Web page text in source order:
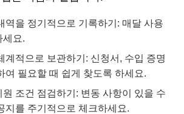
역을 정기적으로 기록하기: 매달 사용
세요.
계적으로 보관하기: 신청서, 수입 증명
여 필요할 때 쉽게 찾도록 하세요.
조건 점검하기: 변동 사항이 있을 수
지를 주기적으로 체크하세요.